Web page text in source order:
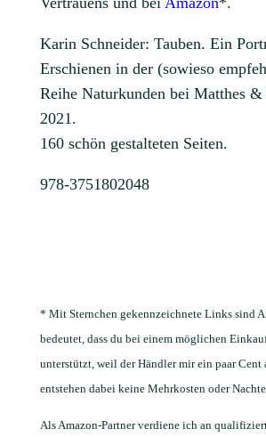
Karin Schneider: Tauben. Ein
Erschienen in der (sowieso
Reihe Naturkunden bei Matthes
2021.
160 schön gestalteten Seiten.
978-3751802048
* Mit Sternchen gekennzeichnete Links sind
bedeutet, dass du bei einem möglichen
unterstützt, weil der Händler mir ein paar
entstehen dabei keine Mehrkosten oder
Als Amazon-Partner verdiene ich an